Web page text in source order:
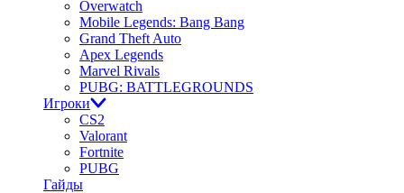
Overwatch
Mobile Legends: Bang Bang
Grand Theft Auto
Apex Legends
Marvel Rivals
PUBG: BATTLEGROUNDS
Игроки
CS2
Valorant
Fortnite
PUBG
Гайды